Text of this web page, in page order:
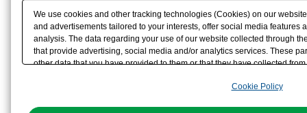
We use cookies and other tracking technologies (Cookies) on our
and advertisements tailored to your interests, offer social media features
analysis. The data regarding your use of our website collected through
that provide advertising, social media and/or analytics services. These
other data that you have provided to them or that they have collected
the use of all Cookies except for Strictly Necessary Cookies, please
Cookie Policy